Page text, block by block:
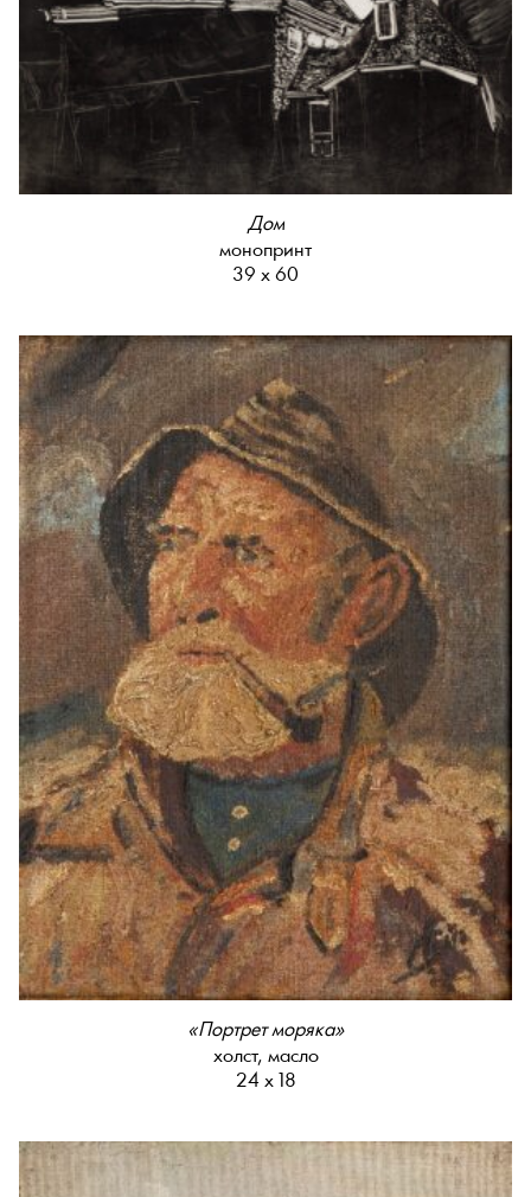
Дом
монопринт
39 х 60
«Портрет моряка»
холст, масло
24 х 18